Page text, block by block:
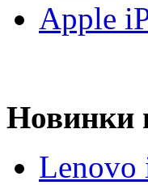
Apple
Новинки
Lenovo